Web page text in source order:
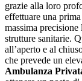
grazie alla loro
effettuare una
massima
strutture sanitarie.
all’aperto e al
che prevede un
Ambulanza